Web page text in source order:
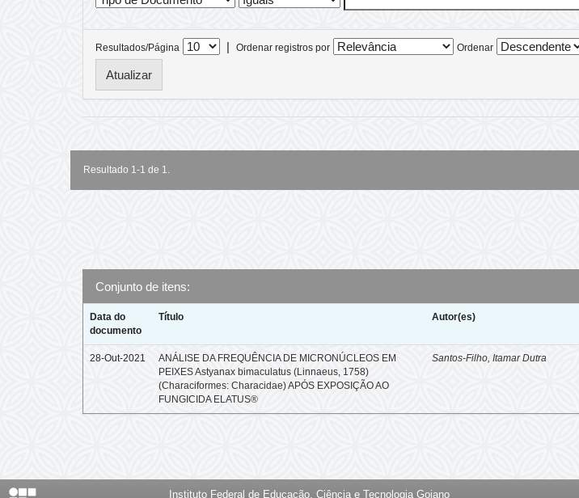
Resultados/Página | Ordenar registros por Ordenar
Resultado 1-1 de 1.
Conjunto de itens:
Data do
documento
Título Autor(es)
28-Out-2021
ANÁLISE DA FREQUÊNCIA DE MICRONÚCLEOS EM
PEIXES Astyanax bimaculatus (Linnaeus, 1758)
(Characiformes: Characidae) APÓS EXPOSIÇÃO AO
FUNGICIDA ELATUS®
Santos-Filho, Itamar Dutra
Instituto Federal de Educação, Ciência e Tecnologia Goiano